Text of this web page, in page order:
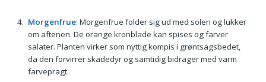
Morgenfrue: Morgenfrue folder sig ud med solen og lukker
om aftenen. De orange kronblade kan spises og farver
salater. Planten virker som nyttig kompis i grøntsagsbedet,
da den forvirrer skadedyr og samtidig bidrager med varm
farvepragt.